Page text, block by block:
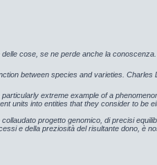
cose, se ne perde anche la
between species and varieties. Charles
extreme example of a
units into entities that they consider to be
progetto genomico, di precisi
e della preziosità del risultante dono, è